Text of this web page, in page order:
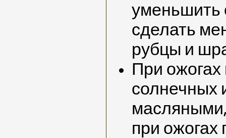
уменьшить
сделать
рубцы и
При ожогах
солнечных
при